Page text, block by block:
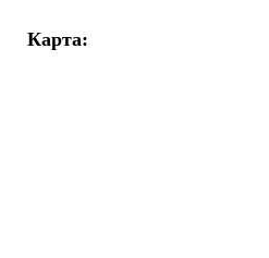
Карта: